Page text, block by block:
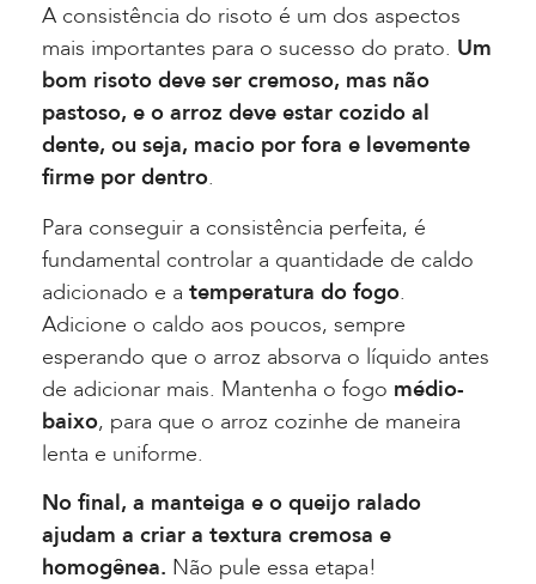
A consistência do risoto é um dos aspectos
mais importantes para o sucesso do prato. Um
bom risoto deve ser cremoso, mas não
pastoso, e o arroz deve estar cozido al
dente, ou seja, macio por fora e levemente
firme por dentro.
Para conseguir a consistência perfeita, é
fundamental controlar a quantidade de caldo
adicionado e a temperatura do fogo.
Adicione o caldo aos poucos, sempre
esperando que o arroz absorva o líquido antes
de adicionar mais. Mantenha o fogo médio-
baixo, para que o arroz cozinhe de maneira
lenta e uniforme.
No final, a manteiga e o queijo ralado
ajudam a criar a textura cremosa e
homogênea. Não pule essa etapa!